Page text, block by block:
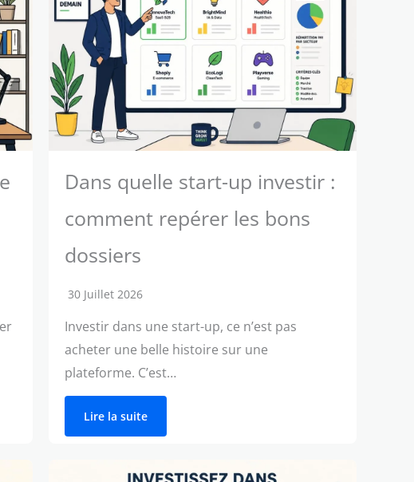
Dans quelle start-up investir :
comment repérer les bons
dossiers
30 Juillet 2026
Investir dans une start-up, ce n’est pas
acheter une belle histoire sur une
plateforme. C’est…
Lire la suite